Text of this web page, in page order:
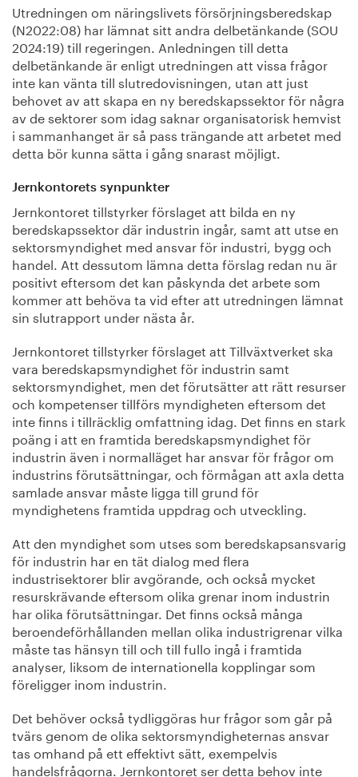
Utredningen om näringslivets försörjningsberedskap
(N2022:08) har lämnat sitt andra delbetänkande (SOU
2024:19) till regeringen. Anledningen till detta
delbetänkande är enligt utredningen att vissa frågor
inte kan vänta till slutredovisningen, utan att just
behovet av att skapa en ny beredskapssektor för några
av de sektorer som idag saknar organisatorisk hemvist
i sammanhanget är så pass trängande att arbetet med
detta bör kunna sätta i gång snarast möjligt.
Jernkontorets synpunkter
Jernkontoret tillstyrker förslaget att bilda en ny
beredskapssektor där industrin ingår, samt att utse en
sektorsmyndighet med ansvar för industri, bygg och
handel. Att dessutom lämna detta förslag redan nu är
positivt eftersom det kan påskynda det arbete som
kommer att behöva ta vid efter att utredningen lämnat
sin slutrapport under nästa år.
Jernkontoret tillstyrker förslaget att Tillväxtverket ska
vara beredskapsmyndighet för industrin samt
sektorsmyndighet, men det förutsätter att rätt resurser
och kompetenser tillförs myndigheten eftersom det
inte finns i tillräcklig omfattning idag. Det finns en stark
poäng i att en framtida beredskapsmyndighet för
industrin även i normalläget har ansvar för frågor om
industrins förutsättningar, och förmågan att axla detta
samlade ansvar måste ligga till grund för
myndighetens framtida uppdrag och utveckling.
Att den myndighet som utses som beredskapsansvarig
för industrin har en tät dialog med flera
industrisektorer blir avgörande, och också mycket
resurskrävande eftersom olika grenar inom industrin
har olika förutsättningar. Det finns också många
beroendeförhållanden mellan olika industrigrenar vilka
måste tas hänsyn till och till fullo ingå i framtida
analyser, liksom de internationella kopplingar som
föreligger inom industrin.
Det behöver också tydliggöras hur frågor som går på
tvärs genom de olika sektorsmyndigheternas ansvar
tas omhand på ett effektivt sätt, exempelvis
handelsfrågorna. Jernkontoret ser detta behov inte